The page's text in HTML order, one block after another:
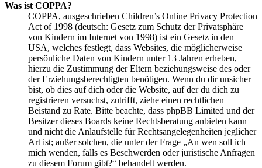
Was ist COPPA?
COPPA, ausgeschrieben Children’s Online Privacy Protection
Act of 1998 (deutsch: Gesetz zum Schutz der Privatsphäre
von Kindern im Internet von 1998) ist ein Gesetz in den
USA, welches festlegt, dass Websites, die möglicherweise
persönliche Daten von Kindern unter 13 Jahren erheben,
hierzu die Zustimmung der Eltern beziehungsweise des oder
der Erziehungsberechtigten benötigen. Wenn du dir unsicher
bist, ob dies auf dich oder die Website, auf der du dich zu
registrieren versuchst, zutrifft, ziehe einen rechtlichen
Beistand zu Rate. Bitte beachte, dass phpBB Limited und der
Besitzer dieses Boards keine Rechtsberatung anbieten kann
und nicht die Anlaufstelle für Rechtsangelegenheiten jeglicher
Art ist; außer solchen, die unter der Frage „An wen soll ich
mich wenden, falls es Beschwerden oder juristische Anfragen
zu diesem Forum gibt?“ behandelt werden.